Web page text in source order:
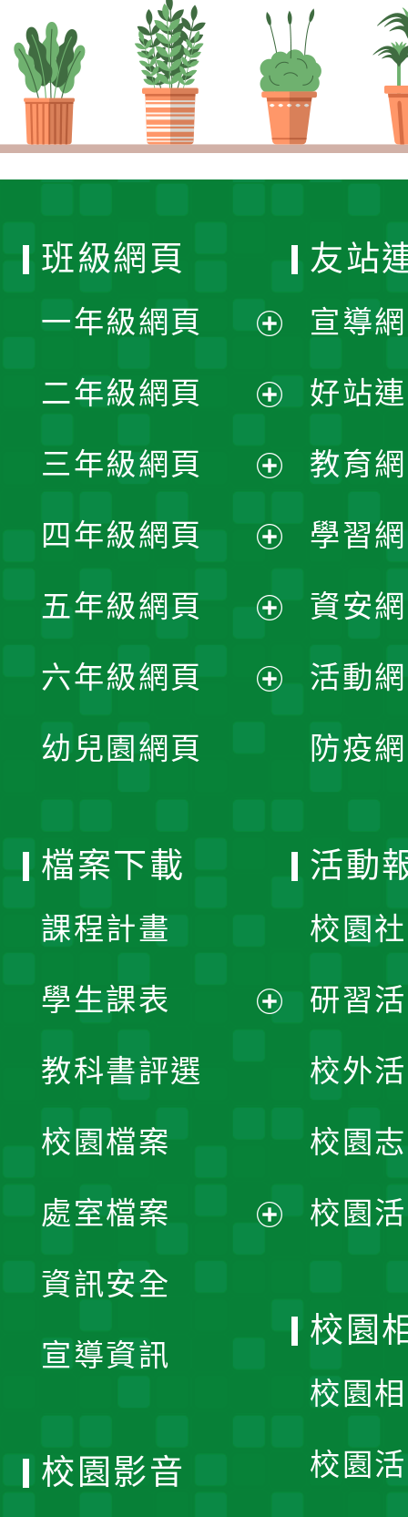
班級網頁
一年級網頁
開
選
單
二年級網頁
開
選
單
三年級網頁
開
選
單
四年級網頁
開
選
五年級網頁
開
六年級網頁
幼兒園網頁
友站
宣導
好站
教育
學習
資安
活動
防疫
檔案下載
課程計畫
學生課表
單
教科書評選
校園檔案
處室檔案
資訊安全
宣導資訊
活動
校園
研習
校外
校園
校園
校園
校園
校園
校園影音